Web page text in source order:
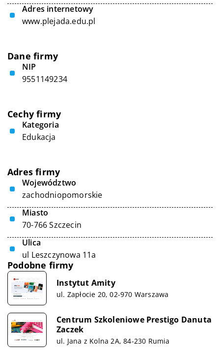
Adres internetowy
www.plejada.edu.pl
Dane firmy
NIP
9551149234
Cechy firmy
Kategoria
Edukacja
Adres firmy
Województwo
zachodniopomorskie
Miasto
70-766 Szczecin
Ulica
ul Leszczynowa 11a
Podobne firmy
Instytut Amity
ul. Zapłocie 20, 02-970 Warszawa
Centrum Szkoleniowe Prestigo Danuta
Zaczek
ul. Jana z Kolna 2A, 84-230 Rumia